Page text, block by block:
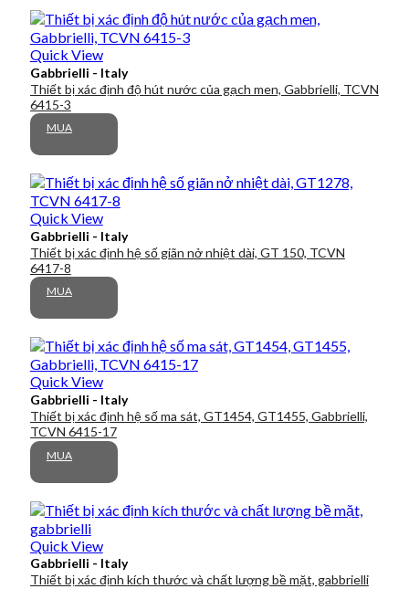
Quick View
Gabbrielli - Italy
Thiết bị xác định độ hút nước của gạch men, Gabbrielli, TCVN
6415-3
MUA
Quick View
Gabbrielli - Italy
Thiết bị xác định hệ số giãn nở nhiệt dài, GT 150, TCVN
6417-8
MUA
Quick View
Gabbrielli - Italy
Thiết bị xác định hệ số ma sát, GT1454, GT1455, Gabbrielli,
TCVN 6415-17
MUA
Quick View
Gabbrielli - Italy
Thiết bị xác định kích thước và chất lượng bề mặt, gabbrielli